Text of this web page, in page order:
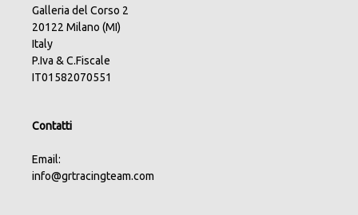
Galleria del Corso 2
20122 Milano (MI)
Italy
P.Iva & C.Fiscale
IT01582070551
Contatti
Email:
info@grtracingteam.com